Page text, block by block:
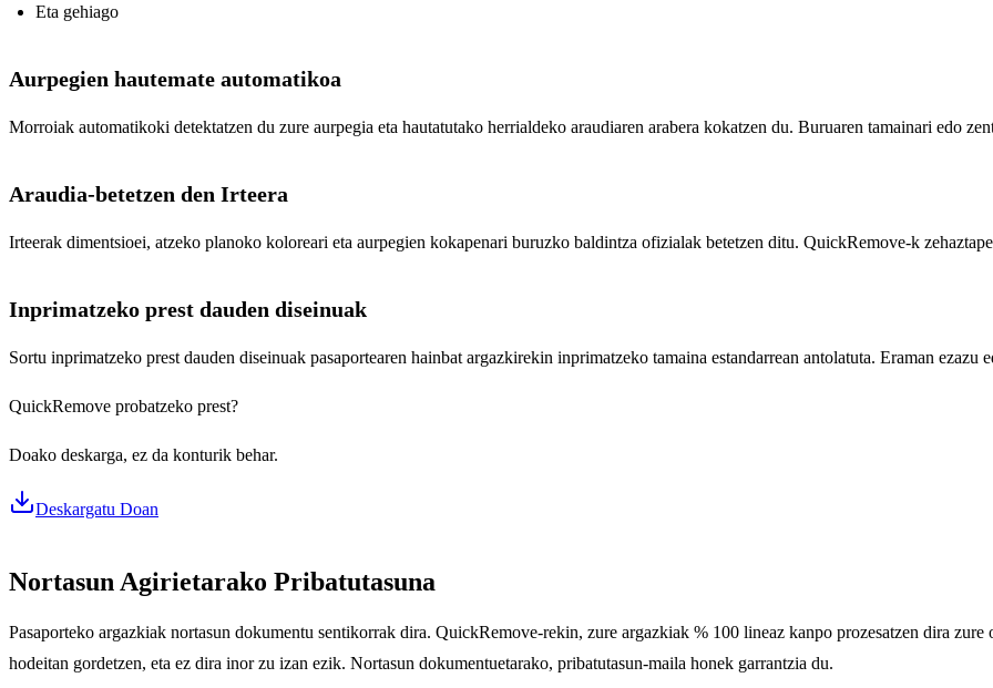
Eta gehiago
Aurpegien hautemate automatikoa
Morroiak automatikoki detektatzen du zure aurpegia eta hautatutako herrialdeko araudiaren arabera kokatzen du. Buruaren tamainari edo
Araudia-betetzen den Irteera
Irteerak dimentsioei, atzeko planoko koloreari eta aurpegien kokapenari buruzko baldintza ofizialak betetzen ditu. QuickRemove-k
Inprimatzeko prest dauden diseinuak
Sortu inprimatzeko prest dauden diseinuak pasaportearen hainbat argazkirekin inprimatzeko tamaina estandarrean antolatuta. Eraman ezazu
QuickRemove probatzeko prest?
Doako deskarga, ez da konturik behar.
Deskargatu Doan
Nortasun Agirietarako Pribatutasuna
Pasaporteko argazkiak nortasun dokumentu sentikorrak dira. QuickRemove-rekin, zure argazkiak % 100 lineaz kanpo prozesatzen dira
hodeitan gordetzen, eta ez dira inor zu izan ezik. Nortasun dokumentuetarako, pribatutasun-maila honek garrantzia du.